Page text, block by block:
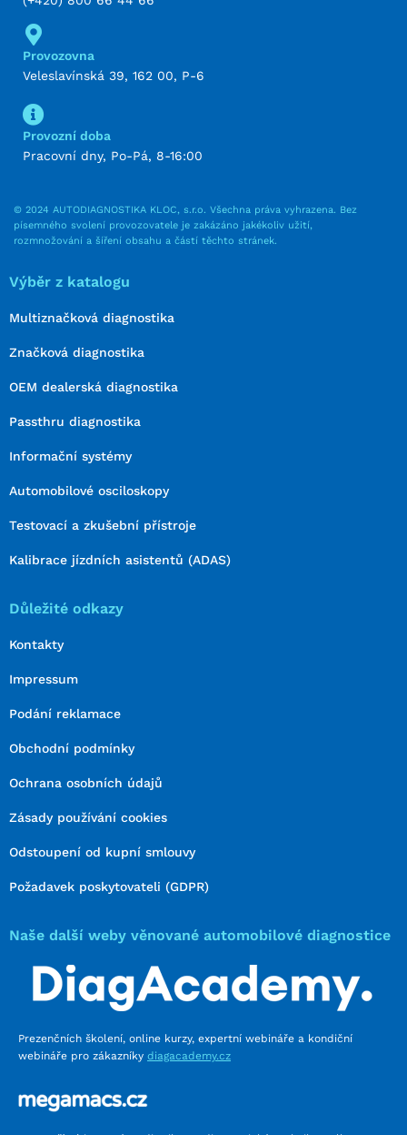
Provozovna
Veleslavínská 39, 162 00, P-6
Provozní doba
Pracovní dny, Po-Pá, 8-16:00
© 2024 AUTODIAGNOSTIKA KLOC, s.r.o. Všechna práva vyhrazena. Bez
písemného svolení provozovatele je zakázáno jakékoliv užití,
rozmnožování a šíření obsahu a částí těchto stránek.
Výběr z katalogu
Multiznačková diagnostika
Značková diagnostika
OEM dealerská diagnostika
Passthru diagnostika
Informační systémy
Automobilové osciloskopy
Testovací a zkušební přístroje
Kalibrace jízdních asistentů (ADAS)
Důležité odkazy
Kontakty
Impressum
Podání reklamace
Obchodní podmínky
Ochrana osobních údajů
Zásady používání cookies
Odstoupení od kupní smlouvy
Požadavek poskytovateli (GDPR)
Naše další weby věnované automobilové diagnostice
Prezenčních školení, online kurzy, expertní webináře a kondiční
webináře pro zákazníky diagacademy.cz